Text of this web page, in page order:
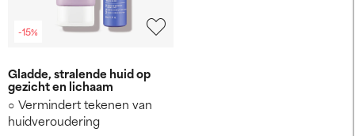
-15%
Gladde, stralende huid op
gezicht en lichaam
Vermindert tekenen van
huidveroudering